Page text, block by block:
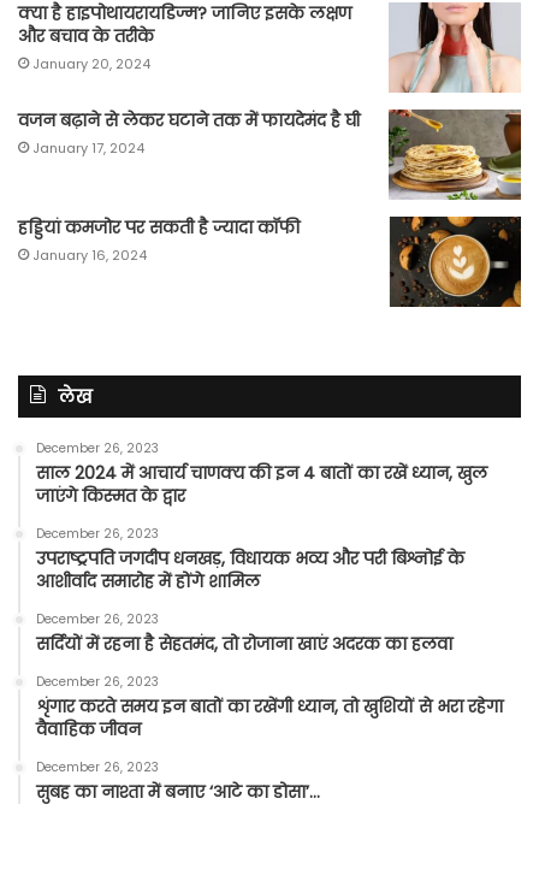
क्या है हाइपोथायरायडिज्म? जानिए इसके लक्षण
और बचाव के तरीके
January 20, 2024
वजन बढ़ाने से लेकर घटाने तक में फायदेमंद है घी
January 17, 2024
हड्डियां कमजोर पर सकती है ज्यादा कॉफी
January 16, 2024
लेख
December 26, 2023
साल 2024 में आचार्य चाणक्य की इन 4 बातों का रखें ध्यान, खुल
जाएंगे किस्मत के द्वार
December 26, 2023
उपराष्ट्रपति जगदीप धनखड़, विधायक भव्य और परी बिश्नोई के
आशीर्वाद समारोह में होंगे शामिल
December 26, 2023
सर्दियों में रहना है सेहतमंद, तो रोजाना खाएं अदरक का हलवा
December 26, 2023
शृंगार करते समय इन बातों का रखेंगी ध्यान, तो खुशियों से भरा रहेगा
वैवाहिक जीवन
December 26, 2023
सुबह का नाश्ता में बनाए ‘आटे का डोसा’…